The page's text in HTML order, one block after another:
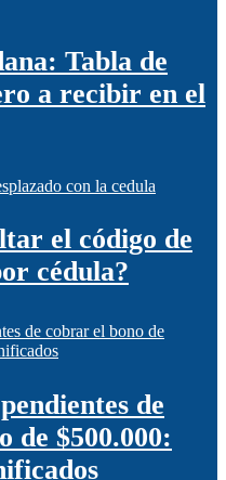
Tabla de
a recibir en el
el código de
cédula?
de
de $500.000: